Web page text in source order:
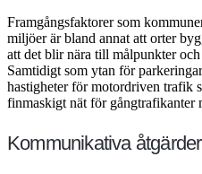
Framgångsfaktorer som
miljöer är bland annat att orter
att det blir nära till målpunkter
Samtidigt som ytan för
hastigheter för motordriven trafik
finmaskigt nät för gångtrafikanter
Kommunikativa åtgärder